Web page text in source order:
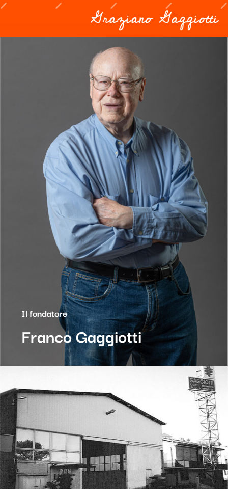
Franco Gaggiotti
Il fondatore